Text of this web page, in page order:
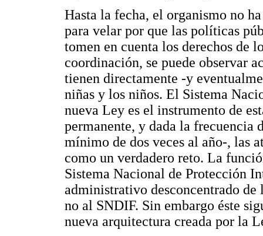
Hasta la fecha, el organismo no
para velar por que las políticas
tomen en cuenta los derechos de
coordinación, se puede observar
tienen directamente -y
niñas y los niños. El Sistema
nueva Ley es el instrumento de
permanente, y dada la frecuencia
mínimo de dos veces al año-, las
como un verdadero reto. La
Sistema Nacional de Protección
administrativo desconcentrado de
no al SNDIF. Sin embargo éste
nueva arquitectura creada por la